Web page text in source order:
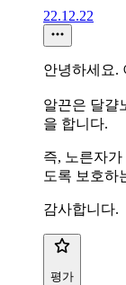
22.12.22
안녕하세요.
알끈은 달걀
을 합니다.
즉, 노른자
도록 보호하
감사합니다.
평가